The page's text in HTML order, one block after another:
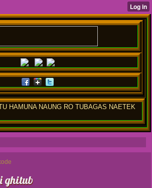
HAMUNA NAUNG RO TUBAGAS NAETEK
ghitub